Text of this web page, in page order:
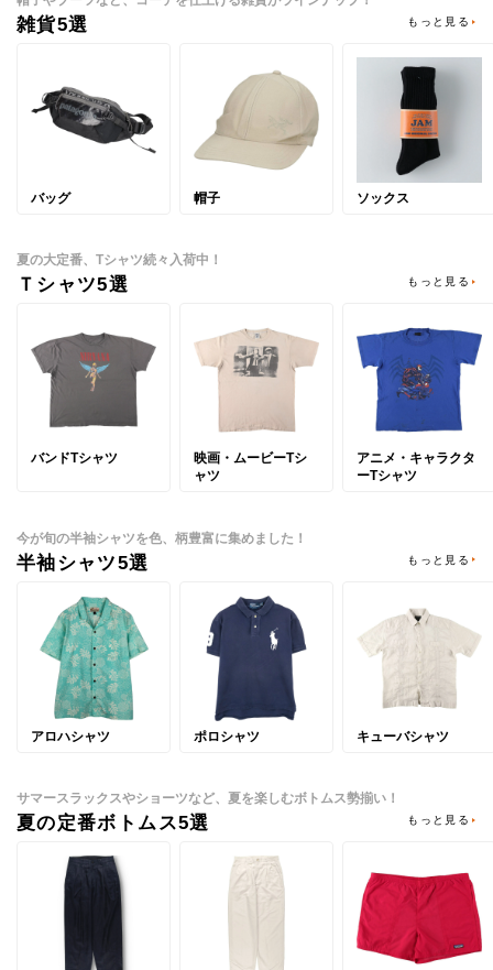
雑貨5選 もっと見る
バッグ 帽子 ソックス
夏の大定番、Tシャツ続々入荷中！
Ｔシャツ5選 もっと見る
バンドTシャツ
映画・ムービーTシ
ャツ
アニメ・キャラクタ
ーTシャツ
今が旬の半袖シャツを色、柄豊富に集めました！
半袖シャツ5選 もっと見る
アロハシャツ ポロシャツ キューバシャツ
サマースラックスやショーツなど、夏を楽しむボトムス勢揃い！
夏の定番ボトムス5選 もっと見る